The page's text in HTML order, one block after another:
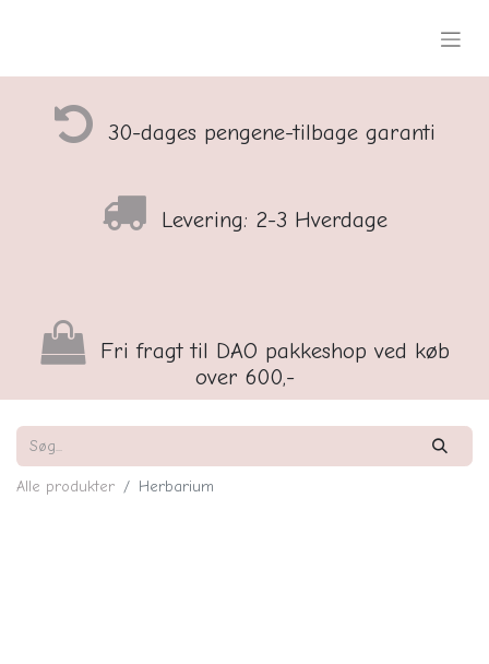
30-dages pengene-tilbage garanti
Levering: 2-3 Hverdage
Fri fragt til DAO pakkeshop ved køb
over 600,-
Alle produkter Herbarium